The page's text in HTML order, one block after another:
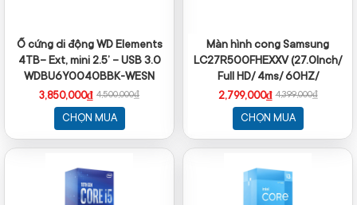
Ổ cứng di động WD Elements
4TB– Ext, mini 2.5’ – USB 3.0
WDBU6Y0040BBK-WESN
3,850,000₫ 4,500,000₫
CHỌN MUA
Màn hình cong Samsung
LC27R500FHEXXV (27.0Inch/
Full HD/ 4ms/ 60HZ/
250cd/m2/ VA)
2,799,000₫ 4,399,000₫
CHỌN MUA